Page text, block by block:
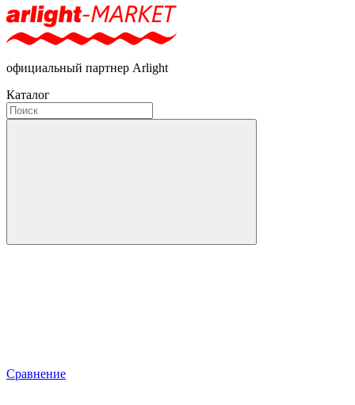
официальный партнер Arlight
Каталог
Сравнение